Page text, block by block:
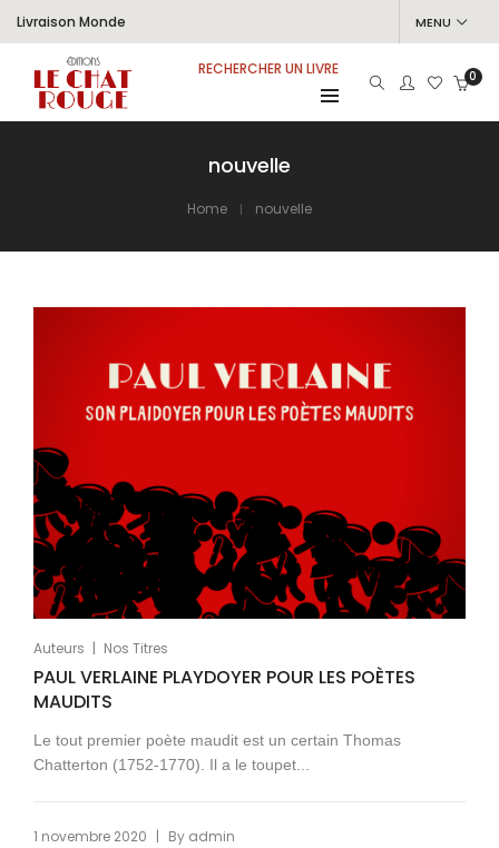
Livraison Monde MENU
RECHERCHER UN LIVRE 0
nouvelle
Home nouvelle
Auteurs | Nos Titres
PAUL VERLAINE PLAYDOYER POUR LES POÈTES
MAUDITS
Le tout premier poète maudit est un certain Thomas
Chatterton (1752-1770). Il a le toupet...
1 novembre 2020 | By admin